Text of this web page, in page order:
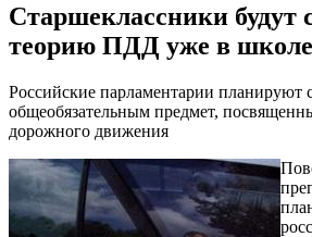
Старшеклассники будут
теорию ПДД уже в школе
Российские парламентарии планируют
общеобязательным предмет,
дорожного движения